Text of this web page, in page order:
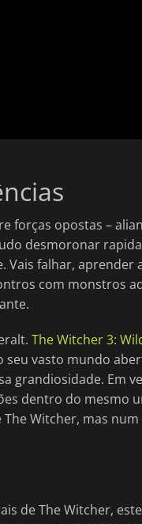
forças opostas –
desmoronar
Vais falhar, aprender
com monstros
The Witcher 3:
vasto mundo
grandiosidade. Em
dentro do mesmo
Witcher, mas
de The Witcher,